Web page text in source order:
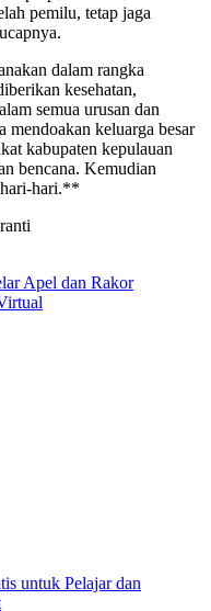
pemilu, tetap jaga
dalam rangka
kesehatan,
semua urusan dan
mendoakan keluarga besar
kabupaten kepulauan
bencana. Kemudian
hari.**
Apel dan Rakor